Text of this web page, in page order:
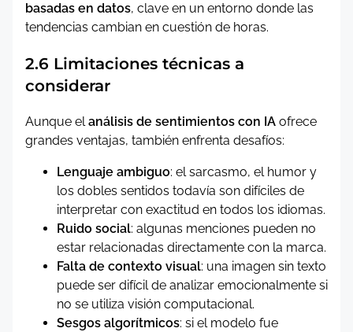
basadas en datos, clave en un entorno donde las
tendencias cambian en cuestión de horas.
2.6 Limitaciones técnicas a
considerar
Aunque elanálisis de sentimientos con IA ofrece
grandes ventajas, también enfrenta desafíos:
Lenguaje ambiguo: el sarcasmo, el humor y
los dobles sentidos todavía son difíciles de
interpretar con exactitud en todos los idiomas.
Ruido social: algunas menciones pueden no
estar relacionadas directamente con la marca.
Falta de contexto visual: una imagen sin texto
puede ser difícil de analizar emocionalmente si
no se utiliza visión computacional.
Sesgos algorítmicos: si el modelo fue